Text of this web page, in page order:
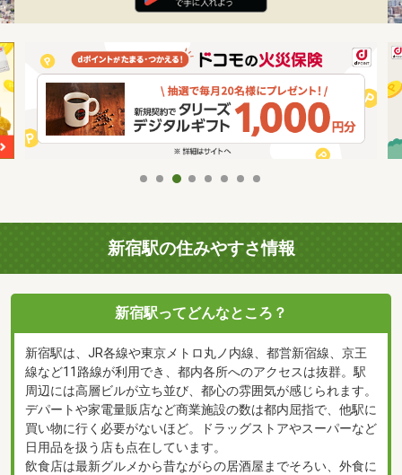
新宿駅の住みやすさ情報
新宿駅ってどんなところ？
新宿駅は、JR各線や東京メトロ丸ノ内線、都営新宿線、京王
線など11路線が利用でき、都内各所へのアクセスは抜群。駅
周辺には高層ビルが立ち並び、都心の雰囲気が感じられます。
デパートや家電量販店など商業施設の数は都内屈指で、他駅に
買い物に行く必要がないほど。ドラッグストアやスーパーなど
日用品を扱う店も点在しています。
飲食店は最新グルメから昔ながらの居酒屋までそろい、外食に